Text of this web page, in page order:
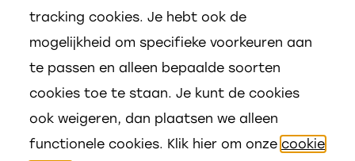
tracking cookies. Je hebt ook de
mogelijkheid om specifieke voorkeuren aan
te passen en alleen bepaalde soorten
cookies toe te staan. Je kunt de cookies
ook weigeren, dan plaatsen we alleen
functionele cookies. Klik hier om onze cookie